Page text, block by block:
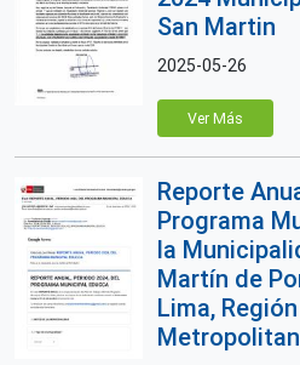
San Martin
2025-05-26
Ver Más
Reporte
Programa
la
Martín de
Lima,